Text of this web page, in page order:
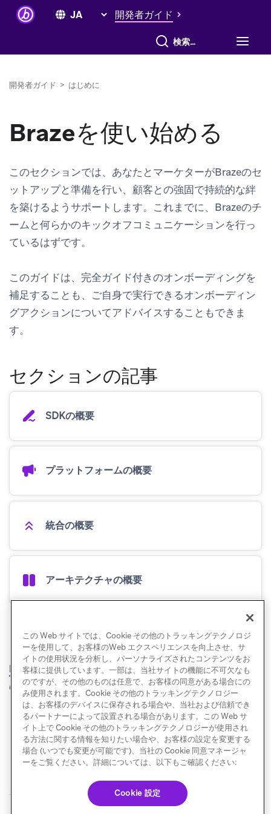
開発者ガイド
すべて検索
開発者ガイド > はじめに
Brazeを使い始める
このセクションでは、あなたとマーケターがBrazeのセ
ットアップと準備を行い、顧客との強固で持続的な絆
を築けるようサポートします。これまでに、Brazeのチ
ームと何らかのキックオフコミュニケーションを行っ
ているはずです。
このガイドは、完全ガイド付きのオンボーディングを
補足することも、ご自身で実行できるオンボーディン
グアクションについてアドバイスすることもできま
す。
セクションの記事
SDKの概要
プラットフォームの概要
統合の概要
アーキテクチャの概要
このガイドに沿って進めることもできますし、Braze
Learning(opens in new tab)
でマーケター(opens in new tab)
や開発者 (opens in new tab)
の学習パスなど
のガイド付きコースをチェックすることもできます。
© Braze. All Rights Reserved Privacy Policy
この Web サイトでは、Cookie その他のトラッキングテクノロジ
ーを使用して、お客様のWeb エクスペリエンスを向上させ、サ
イトの使用状況を分析し、パーソナライズされたコンテンツをお
客様に提供しています。一部は、当社サイトの機能に不可欠なも
のですが、その他のものは任意で、お客様の同意がある場合にの
み使用されます。Cookie その他のトラッキングテクノロジー
は、お客様のデバイスに保存される場合や、当社および信頼でき
るパートナーによって設置される場合があります。この Web サ
イト上で Cookie その他のトラッキングテクノロジーが使用され
る方法に関する情報を知りたい場合や、お客様の設定を変更する
場合 (いつでも変更が可能です)、当社の Cookie 同意マネージャ
ーをご覧ください。詳細については、以下もご確認ください:
Cookie 設定